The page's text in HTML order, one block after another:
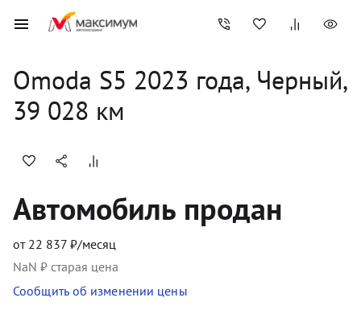
Omoda S5 2023 года, Черный,
39 028 км
Автомобиль продан
от 22 837 ₽/месяц
NaN ₽ старая цена
Сообщить об изменении цены